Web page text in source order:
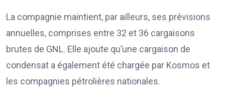
La compagnie maintient, par ailleurs, ses prévisions
annuelles, comprises entre 32 et 36 cargaisons
brutes de GNL. Elle ajoute qu’une cargaison de
condensat a également été chargée par Kosmos et
les compagnies pétrolières nationales.